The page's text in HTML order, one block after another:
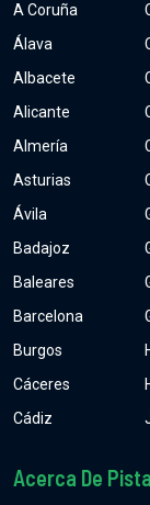
A Coruña
Álava
Albacete
Alicante
Almería
Asturias
Ávila
Badajoz
Baleares
Barcelona
Burgos
Cáceres
Cádiz
Acerca De